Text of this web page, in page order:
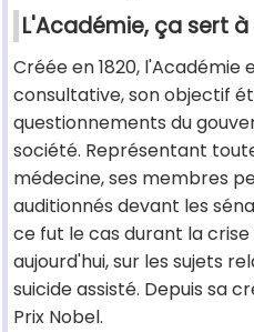
L'Académie, ça sert
Créée en 1820,
consultative, son objectif
questionnements du
société. Représentant
médecine, ses membres
auditionnés devant les
ce fut le cas durant la crise
aujourd'hui, sur les sujets
suicide assisté. Depuis sa
Prix Nobel.